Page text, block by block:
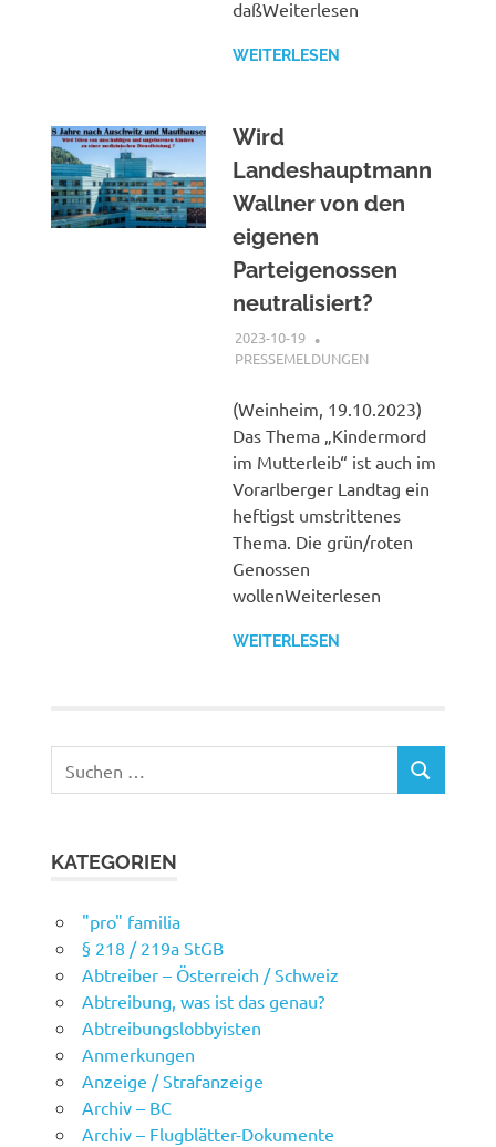
daßWeiterlesen
WEITERLESEN
Wird
Landeshauptmann
Wallner von den
eigenen
Parteigenossen
neutralisiert?
2023-10-19
PRESSEMELDUNGEN
(Weinheim, 19.10.2023)
Das Thema „Kindermord
im Mutterleib“ ist auch im
Vorarlberger Landtag ein
heftigst umstrittenes
Thema. Die grün/roten
Genossen
wollenWeiterlesen
WEITERLESEN
nach:
SUCHEN
KATEGORIEN
"pro" familia
§ 218 / 219a StGB
Abtreiber – Österreich / Schweiz
Abtreibung, was ist das genau?
Abtreibungslobbyisten
Anmerkungen
Anzeige / Strafanzeige
Archiv – BC
Archiv – Flugblätter-Dokumente